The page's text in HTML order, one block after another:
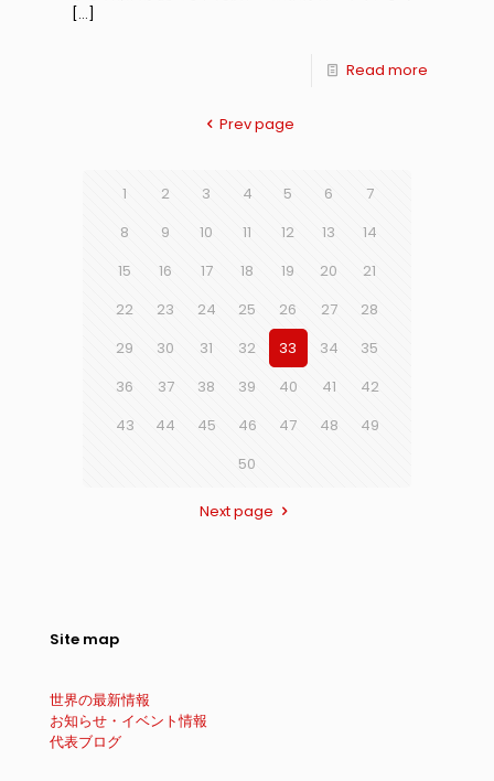
[…]
Read more
Prev page
1 2 3 4 5 6
7
8
9 10 11 12 13
14
15
16 17 18 19 20
21
22
23 24 25 26 27
28
29
30 31 32 33 34
35
36
37 38 39 40 41
42
43
44 45 46 47 48
49
50
Next page
Site map
世界の最新情報
お知らせ・イベント情報
代表ブログ